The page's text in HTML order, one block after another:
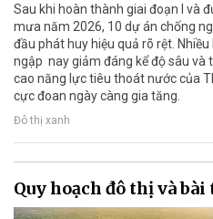
Sau khi hoàn thành giai đoạn I và
mưa năm 2026, 10 dự án chống
đầu phát huy hiệu quả rõ rệt.
ngập nay giảm đáng kể độ sâu và
cao năng lực tiêu thoát nước của
cực đoan ngày càng gia tăng.
Đô thị xanh
Quy hoạch đô thị và